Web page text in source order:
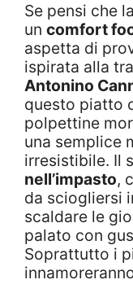
Se pensi che
un comfort
aspetta di
ispirata alla
Antonino
questo piatto
polpettine
una semplice
irresistibile. Il
nell’impasto,
da sciogliersi
scaldare le
palato con
Soprattutto i